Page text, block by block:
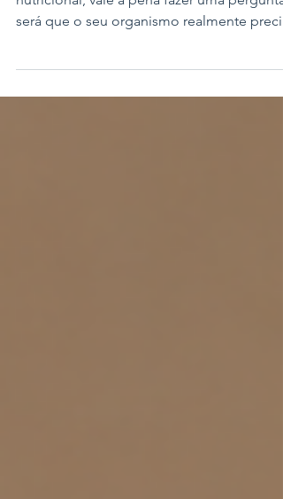
Antes de começar qualquer estratégia
nutricional, vale a pena fazer uma pergunta: